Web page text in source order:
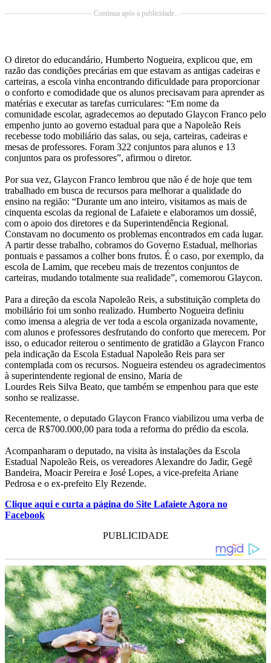
Continua após a publicidade..
O diretor do educandário, Humberto Nogueira, explicou que, em
razão das condições precárias em que estavam as antigas cadeiras e
carteiras, a escola vinha encontrando dificuldade para proporcionar
o conforto e comodidade que os alunos precisavam para aprender as
matérias e executar as tarefas curriculares: “Em nome da
comunidade escolar, agradecemos ao deputado Glaycon Franco pelo
empenho junto ao governo estadual para que a Napoleão Reis
recebesse todo mobiliário das salas, ou seja, carteiras, cadeiras e
mesas de professores. Foram 322 conjuntos para alunos e 13
conjuntos para os professores”, afirmou o diretor.
Por sua vez, Glaycon Franco lembrou que não é de hoje que tem
trabalhado em busca de recursos para melhorar a qualidade do
ensino na região: “Durante um ano inteiro, visitamos as mais de
cinquenta escolas da regional de Lafaiete e elaboramos um dossiê,
com o apoio dos diretores e da Superintendência Regional.
Constavam no documento os problemas encontrados em cada lugar.
A partir desse trabalho, cobramos do Governo Estadual, melhorias
pontuais e passamos a colher bons frutos. É o caso, por exemplo, da
escola de Lamim, que recebeu mais de trezentos conjuntos de
carteiras, mudando totalmente sua realidade”, comemorou Glaycon.
Para a direção da escola Napoleão Reis, a substituição completa do
mobiliário foi um sonho realizado. Humberto Nogueira definiu
como imensa a alegria de ver toda a escola organizada novamente,
com alunos e professores desfrutando do conforto que merecem. Por
isso, o educador reiterou o sentimento de gratidão a Glaycon Franco
pela indicação da Escola Estadual Napoleão Reis para ser
contemplada com os recursos. Nogueira estendeu os agradecimentos
à superintendente regional de ensino, Maria de
Lourdes Reis Silva Beato, que também se empenhou para que este
sonho se realizasse.
Recentemente, o deputado Glaycon Franco viabilizou uma verba de
cerca de R$700.000,00 para toda a reforma do prédio da escola.
Acompanharam o deputado, na visita às instalações da Escola
Estadual Napoleão Reis, os vereadores Alexandre do Jadir, Gegê
Bandeira, Moacir Pereira e José Lopes, a vice-prefeita Ariane
Pedrosa e o ex-prefeito Ely Rezende.
Clique aqui e curta a página do Site Lafaiete Agora no
Facebook
PUBLICIDADE